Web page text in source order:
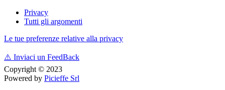
Privacy
Tutti gli argomenti
Le tue preferenze relative alla privacy
⚠️ Inviaci un FeedBack
Copyright © 2023
Powered by Picieffe Srl